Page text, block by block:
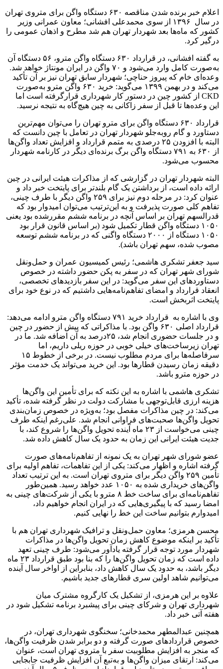
اعلام خبر برنده شدن مناقصه ۶۳۰ دستگاه واگن برای متروی تهران
در سال ۱۳۹۶ از سوی محمدعلی افشانی؛ معاون عمرانی وزیر
کشور که ماه‌ها بعد شهردار تهران هم شد مطرح و اذهان عمومی را
درگیر کرد.
به گفته افشانی، در قرارداد ۶۳۰ دستگاه واگن مترو، ۵۶ دستگاه آن
به‌صورت کامل وارد می‌شود و ۷۰ واگن در ایران مونتاژ خواهد شد.
وعده‌ای خام که پیروز حناچی؛ شهردار سابق تهران نیز بر آن تأکید
می‌کند و در بهمن ۱۳۹۹ می‌گوید: خرید ۶۳۰ واگن مترو به‌صورت
CKD از کشور چین در دستور کار شهرداری قرارگرفته است اما
این وعده‌ها تا قبل از سفر زاکانی به چین هیچ‌گاه به نتیجه نرسید.
قرارداد ۶۳۰ دستگاه واگن برای مترو تهران را می‌توان مهم‌ترین
دستاورد و گام روبه‌جلو شهردار تهران در تعامل با چین دانست که
البته با افزودن ۲۵ درصدی به متمم قرارداد و افزایش تعداد واگن‌ها
از ۶۳۰ به ۷۹۱ دستگاه واگن برگ برنده‌ای دیگر در کارنامه شهردار
محسوب می‌شود.
البته شهردار تهران در گزارشی که از مذاکرات هیئت ایرانی در چین
ارائه داده است، از برداشتن یک گام بلندتر برای پایتخت خبر داد و
عنوان کرد: در مرحله دوم نیز برای ۲۵۹ واگن دیگر با طرف چینی،
تفاهم کلی صورت پذیرفت و به ‌این‌ترتیب می‌توان امیدوار بود که
قدرالسهم تهران بر اساس آنچه در برنامه ششم مقررشده بود یعنی
۱۰۵۰ دستگاه واگن قطار تکمیل شود (بر اساس قانون قرار بود
۱۰۵۰ دستگاه از ۲۰۰۰ دستگاه واگنی که در برنامه ششم توسعه
مصوب شده، سهم تهران باشد).
سید جعفر تشکری هاشمی؛ رئیس کمیسیون عمران و حمل‌ونقل
شورای شهر تهران که در سفر به پکن حضور داشته در خصوص
دستاوردهای این سفر می‌گوید: در این سفر بازدیدهای تخصصی،
انعقاد قرارداد و امضای تفاهم‌نامه‌هایی داشتیم که در نوع خود برای
پایتخت اثربخش است.
وی با اشاره به قرارداد خرید ۷۹۱ دستگاه واگن مترو ادامه می‌دهد:
قرارداد اصلی ۶۳۰ واگن بود. با مذاکراتی که پیش از حضور در چین
و در جلسات حضوری انجام شد، ۲۵درصد به آن اضافه شد. ما در
تهران زیرساخت‌های خیلی خوبی در حوزه ریلی داریم، اما
سرفاصله‌ها برای مردم مطلوب نیست. در برخی از خطوط ۱۵
دقیقه زمان رسیدن قطارها بود. این خرید می‌تواند یک خدمت مؤثر
در حوزه مترو باشد.
تشکری هاشمی با اشاره به این نکته که برای تأمین این واگن‌ها
هزینه ارزی قابل‌توجهی با مشارکت دولت در نظر گرفته ‌شده، تأکید
می‌کند: در چین مذاکرات مفصل بود؛ به‌ویژه در خصوص زمان‌بندی
تحویل واگن‌ها صحبت‌های فراوانی انجام شد. علی‌رغم اینکه طرف
چینی می‌خواست از ۲۳ ماه آینده تحویل واگن‌ها را شروع کند، با
جدیت هیئت ایرانی این زمان به حدود یک سال کاهش داده شد.
عضو شورای شهر تهران به یک نمونه از تفاهم‌نامه‌های صورت
گرفته اشاره و اظهار می‌کند: یکی از این تفاهمات، تفاهم اولیه برای
تأمین ۲۵۹ واگن دیگر برای متروی تهران است. به ‌این‌ ترتیب تعداد
واگن‌های خریداری‌ شده به ۱۰۵۰ عدد خواهد رسید. همین‌طور
تفاهم‌نامه‌ای برای ساخت خط ۸ مترو با یکی از شرکت‌های چینی به
امضا رسید که با پیگیری‌هایی که در ایران انجام خواهیم داد،
امیدوارم بتوانیم ساخت این خط را نهایی کنیم.
محسن هرمزی؛ معاون حمل‌ونقل و ترافیک شهرداری تهران هم با
تأکید بر اینکه موضوع کاهش زمان تحویل واگن‌ها در مذاکرات
شهردار مورد توجه قرار گرفته یادآور می‌شود: طرف چینی تعهد
داده است که زمان تحویل واگن‌ها را که بنا بود طبق قرارداد ۲۳ ماه
دیگر باشد، به حدود یک سال کاهش داد، بنابراین از اواخر سال آینده
می‌توانیم شاهد اولین سری قطارهای جدید باشیم.
علاوه بر این هرمزی، از تشکیل یک کارگروه مشترک میان
شهرداری تهران و شرکای چینی برای پیشبرد برنامه تشکیل شود در
هفته آتی خبر داد.
همچنین عبدالمطهر محمدخانی؛ سخنگوی شهرداری تهران، در
خصوص قراردادهای صورت گرفته و دو برابر شدن ظرفیت واگن‌ها،
که منجر به افزایش مطلوبیت سفر با متروی تهران است، عنوان
می‌کند: ارتقای میزان واگن‌ها و به‌تبع آن افزایش ظرفیت جابجایی